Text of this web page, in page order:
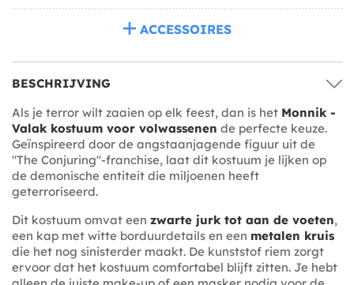
ACCESSOIRES
BESCHRIJVING
Als je terror wilt zaaien op elk feest, dan is het Monnik -
Valak kostuum voor volwassenen de perfecte keuze.
Geïnspireerd door de angstaanjagende figuur uit de
"The Conjuring"-franchise, laat dit kostuum je lijken op
de demonische entiteit die miljoenen heeft
geterroriseerd.
Dit kostuum omvat een zwarte jurk tot aan de voeten,
een kap met witte borduurdetails en een metalen kruis
die het nog sinisterder maakt. De kunststof riem zorgt
ervoor dat het kostuum comfortabel blijft zitten. Je hebt